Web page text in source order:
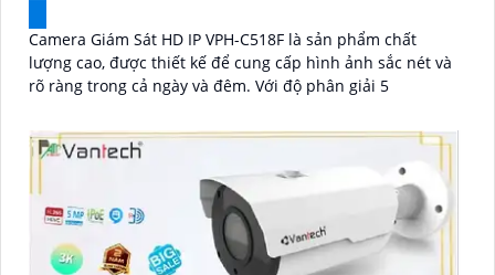
Camera Giám Sát HD IP VPH-C518F là sản phẩm chất
lượng cao, được thiết kế để cung cấp hình ảnh sắc nét và
rõ ràng trong cả ngày và đêm. Với độ phân giải 5